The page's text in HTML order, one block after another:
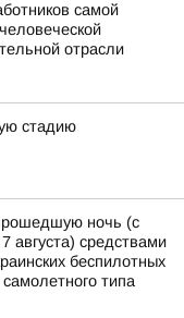
самой
отрасли
стадию
ночь (с
августа) средствами
беспилотных
типа